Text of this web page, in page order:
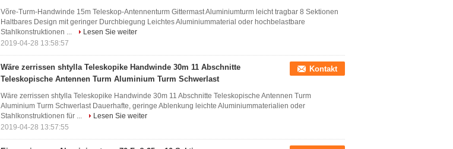
Võre-Turm-Handwinde 15m Teleskop-Antennenturm Gittermast Aluminiumturm leicht tragbar 8 Sektionen
Haltbares Design mit geringer Durchbiegung Leichtes Aluminiummaterial oder hochbelastbare
Stahlkonstruktionen ...
Lesen Sie weiter
2019-04-28 13:58:57
Wäre zerrissen shtylla Teleskopike Handwinde 30m 11 Abschnitte
Teleskopische Antennen Turm Aluminium Turm Schwerlast
Kontakt
Wäre zerrissen shtylla Teleskopike Handwinde 30m 11 Abschnitte Teleskopische Antennen Turm
Aluminium Turm Schwerlast Dauerhafte, geringe Ablenkung leichte Aluminiummaterialien oder
Stahlkonstruktionen für ...
Lesen Sie weiter
2019-04-28 13:57:55